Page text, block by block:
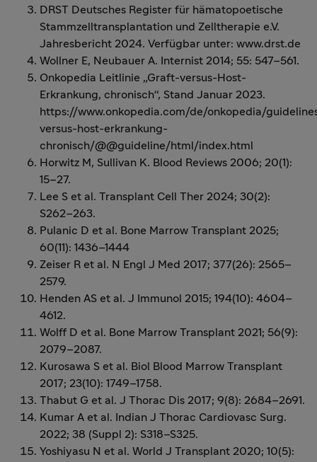
DRST Deutsches Register für hämatopoetische
Stammzelltransplantation und Zelltherapie e.V.
Jahresbericht 2024. Verfügbar unter: www.drst.de
Wollner E, Neubauer A. Internist 2014; 55: 547–561.
Onkopedia Leitlinie „Graft-versus-Host-
Erkrankung, chronisch“, Stand Januar 2023.
https://www.onkopedia.com/de/onkopedia/
versus-host-erkrankung-
chronisch/@@guideline/html/index.html
Horwitz M, Sullivan K. Blood Reviews 2006; 20(1):
15–27.
Lee S et al. Transplant Cell Ther 2024; 30(2):
S262–263.
Pulanic D et al. Bone Marrow Transplant 2025;
60(11): 1436–1444
Zeiser R et al. N Engl J Med 2017; 377(26): 2565–
2579.
Henden AS et al. J Immunol 2015; 194(10): 4604–
4612.
Wolff D et al. Bone Marrow Transplant 2021; 56(9):
2079–2087.
Kurosawa S et al. Biol Blood Marrow Transplant
2017; 23(10): 1749–1758.
Thabut G et al. J Thorac Dis 2017; 9(8): 2684–2691.
Kumar A et al. Indian J Thorac Cardiovasc Surg.
2022; 38 (Suppl 2): S318–S325.
Yoshiyasu N et al. World J Transplant 2020; 10(5):